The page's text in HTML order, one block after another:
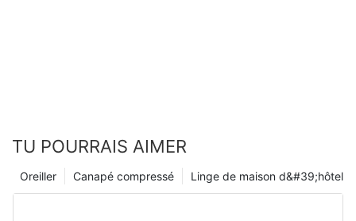
TU POURRAIS AIMER
Linge de maison d&#39;hôtel
Canapé compressé
Oreiller